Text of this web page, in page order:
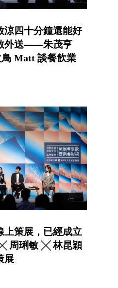
涼四十分鐘還能好
外送——朱茂亨
Matt 談餐飲業
上策展，已經成立
周琍敏 ╳ 林昆穎
展